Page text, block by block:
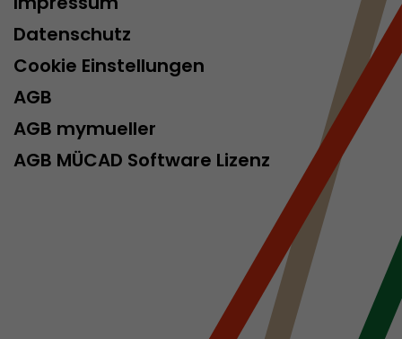
Datenschutz
Cookie Einstellungen
AGB
AGB mymueller
AGB MÜCAD Software Lizenz
Auf
wie